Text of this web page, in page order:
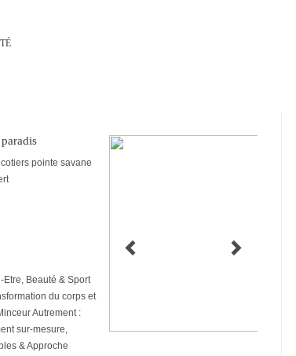
pointe savane
Beauté & Sport
du corps et
Autrement :
sur-mesure,
& Approche